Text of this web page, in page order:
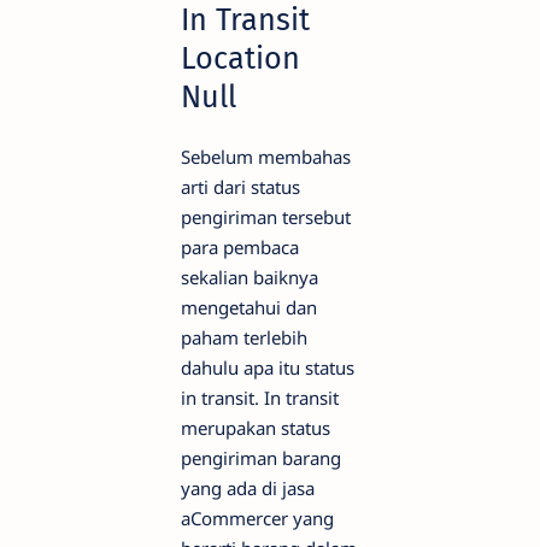
In Transit
Location
Null
Sebelum membahas
arti dari status
pengiriman tersebut
para pembaca
sekalian baiknya
mengetahui dan
paham terlebih
dahulu apa itu status
in transit. In transit
merupakan status
pengiriman barang
yang ada di jasa
aCommercer yang